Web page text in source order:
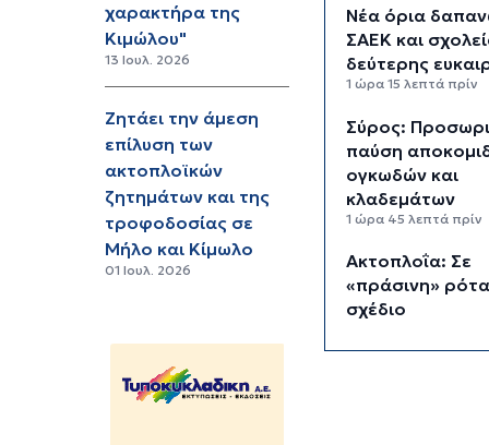
χαρακτήρα της
Κιμώλου"
13 Ιουλ. 2026
Ζητάει την άμεση
επίλυση των
ακτοπλοϊκών
ζητημάτων και της
τροφοδοσίας σε
Μήλο και Κίμωλο
01 Ιουλ. 2026
Νέα όρια
ΣΑΕΚ και
δεύτερης
1 ώρα 15 λεπτά πρίν
Σύρος:
παύση
ογκωδών και
κλαδεμάτων
1 ώρα 45 λεπτά πρίν
Aκτοπλοΐα: Σε
«πράσινη»
σχέδιο
2 ώρες 3 λεπτά πρίν